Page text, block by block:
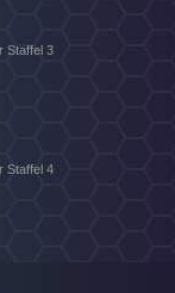
Staffel 3
Staffel 4